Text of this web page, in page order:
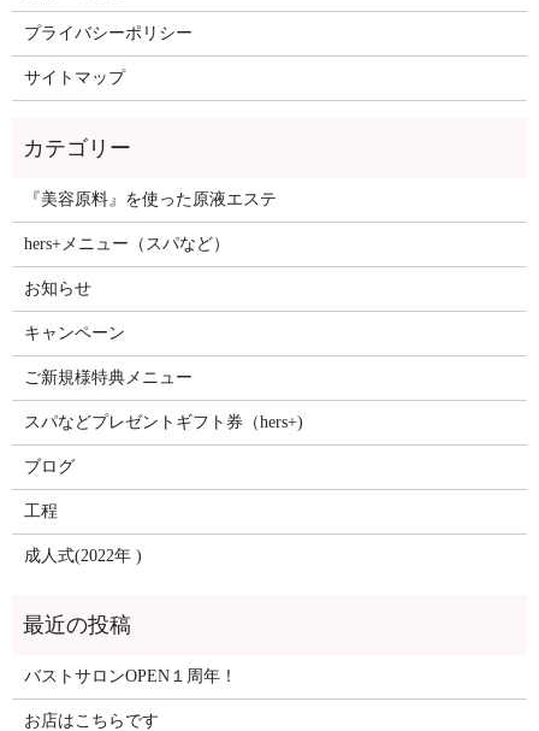
プライバシーポリシー
サイトマップ
『美容原料』を使った原液エステ
hers+メニュー（スパなど）
お知らせ
キャンペーン
ご新規様特典メニュー
スパなどプレゼントギフト券（hers+)
ブログ
工程
成人式(2022年 )
バストサロンOPEN１周年！
お店はこちらです